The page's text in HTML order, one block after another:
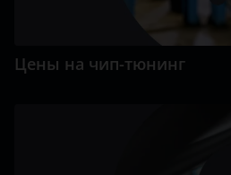
Цены на чип-тюнинг